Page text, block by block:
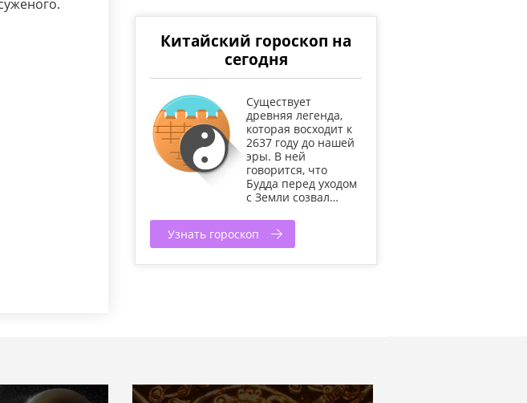
Китайский гороскоп на
сегодня
Существует
древняя легенда,
которая восходит к
2637 году до нашей
эры. В ней
говорится, что
Будда перед уходом
с Земли созвал…
Узнать гороскоп